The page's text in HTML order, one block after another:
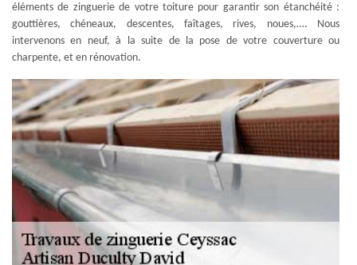
éléments de zinguerie de votre toiture pour garantir son étanchéité :
gouttières, chéneaux, descentes, faîtages, rives, noues,…. Nous
intervenons en neuf, à la suite de la pose de votre couverture ou
charpente, et en rénovation.